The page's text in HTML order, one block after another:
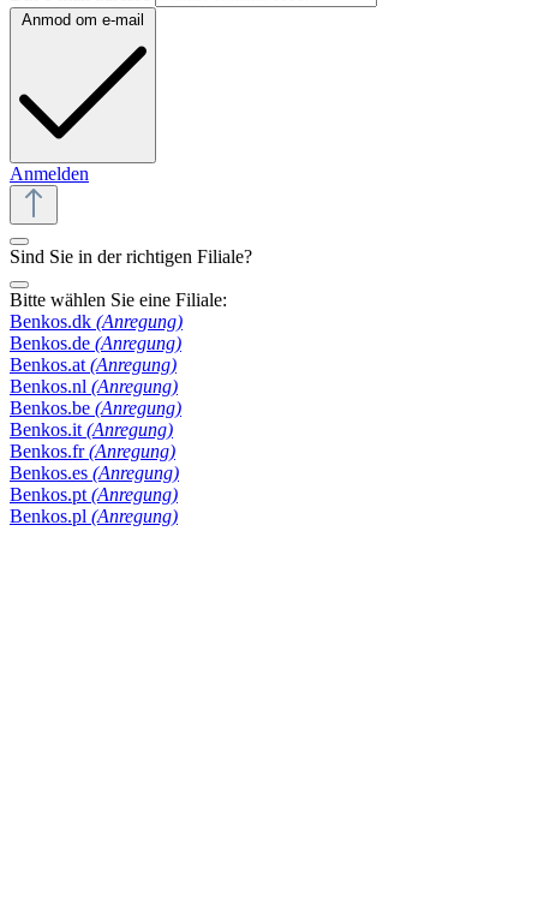
Anmod om e-mail
Anmelden
Sind Sie in der richtigen Filiale?
Bitte wählen Sie eine Filiale:
Benkos.dk (Anregung)
Benkos.de (Anregung)
Benkos.at (Anregung)
Benkos.nl (Anregung)
Benkos.be (Anregung)
Benkos.it (Anregung)
Benkos.fr (Anregung)
Benkos.es (Anregung)
Benkos.pt (Anregung)
Benkos.pl (Anregung)